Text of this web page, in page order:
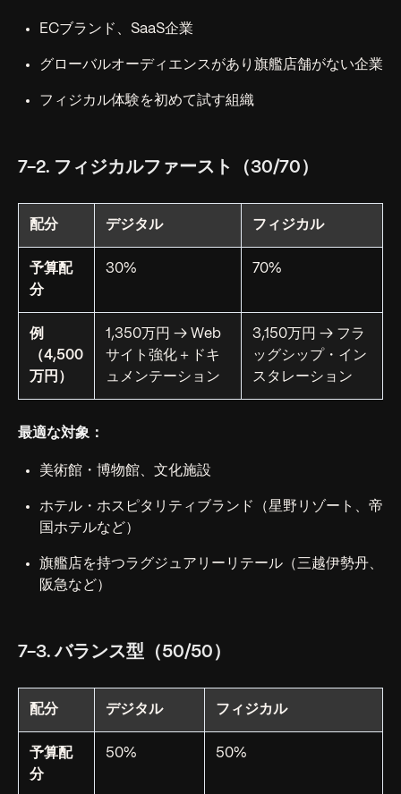
ECブランド、SaaS企業
グローバルオーディエンスがあり旗艦店舗がない企業
フィジカル体験を初めて試す組織
7-2. フィジカルファースト（30/70）
配分 デジタル フィジカル
予算配
分
30% 70%
例
（4,500
万円）
1,350万円 → Web
サイト強化＋ドキ
ュメンテーション
3,150万円 → フラ
ッグシップ・イン
スタレーション
最適な対象：
美術館・博物館、文化施設
ホテル・ホスピタリティブランド（星野リゾート、帝
国ホテルなど）
旗艦店を持つラグジュアリーリテール（三越伊勢丹、
阪急など）
7-3. バランス型（50/50）
配分 デジタル フィジカル
予算配
分
50% 50%